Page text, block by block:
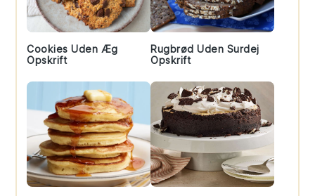
Cookies Uden Æg
Opskrift
Rugbrød Uden Surdej
Opskrift